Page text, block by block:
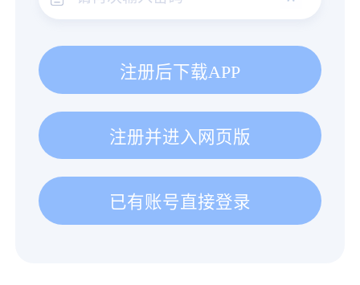
注册后下载APP
注册并进入网页版
已有账号直接登录